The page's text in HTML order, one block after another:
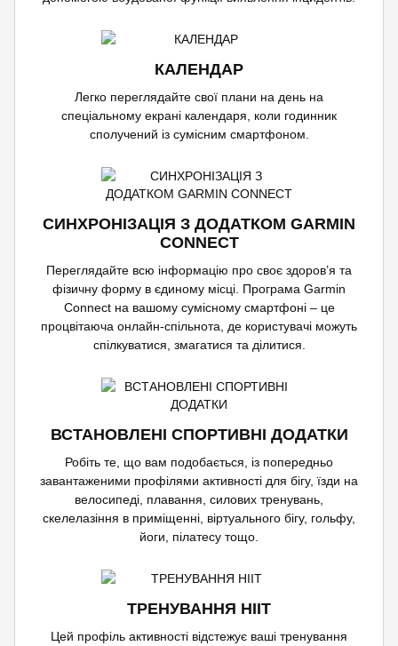
КАЛЕНДАР
Легко переглядайте свої плани на день на
спеціальному екрані календаря, коли годинник
сполучений із сумісним смартфоном.
СИНХРОНІЗАЦІЯ З ДОДАТКОМ GARMIN
CONNECT
Переглядайте всю інформацію про своє здоров’я та
фізичну форму в єдиному місці. Програма Garmin
Connect на вашому сумісному смартфоні – це
процвітаюча онлайн-спільнота, де користувачі можуть
спілкуватися, змагатися та ділитися.
ВСТАНОВЛЕНІ СПОРТИВНІ ДОДАТКИ
Робіть те, що вам подобається, із попередньо
завантаженими профілями активності для бігу, їзди на
велосипеді, плавання, силових тренувань,
скелелазіння в приміщенні, віртуального бігу, гольфу,
йоги, пілатесу тощо.
ТРЕНУВАННЯ HIIT
Цей профіль активності відстежує ваші тренування